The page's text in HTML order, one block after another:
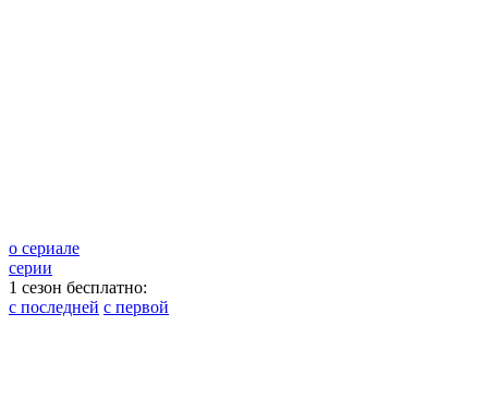
о сериале
серии
1 сезон бесплатно:
с последней с первой